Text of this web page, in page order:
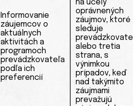
Informovanie
záujemcov o
aktuálnych
aktivitách a
programoch
prevádzkovateľa
podľa ich
preferencií
na účely
oprávnených
záujmov, ktoré
sleduje
alebo tretia
strana, s
výnimkou
prípadov, keď
nad takýmito
záujmami
prevažujú